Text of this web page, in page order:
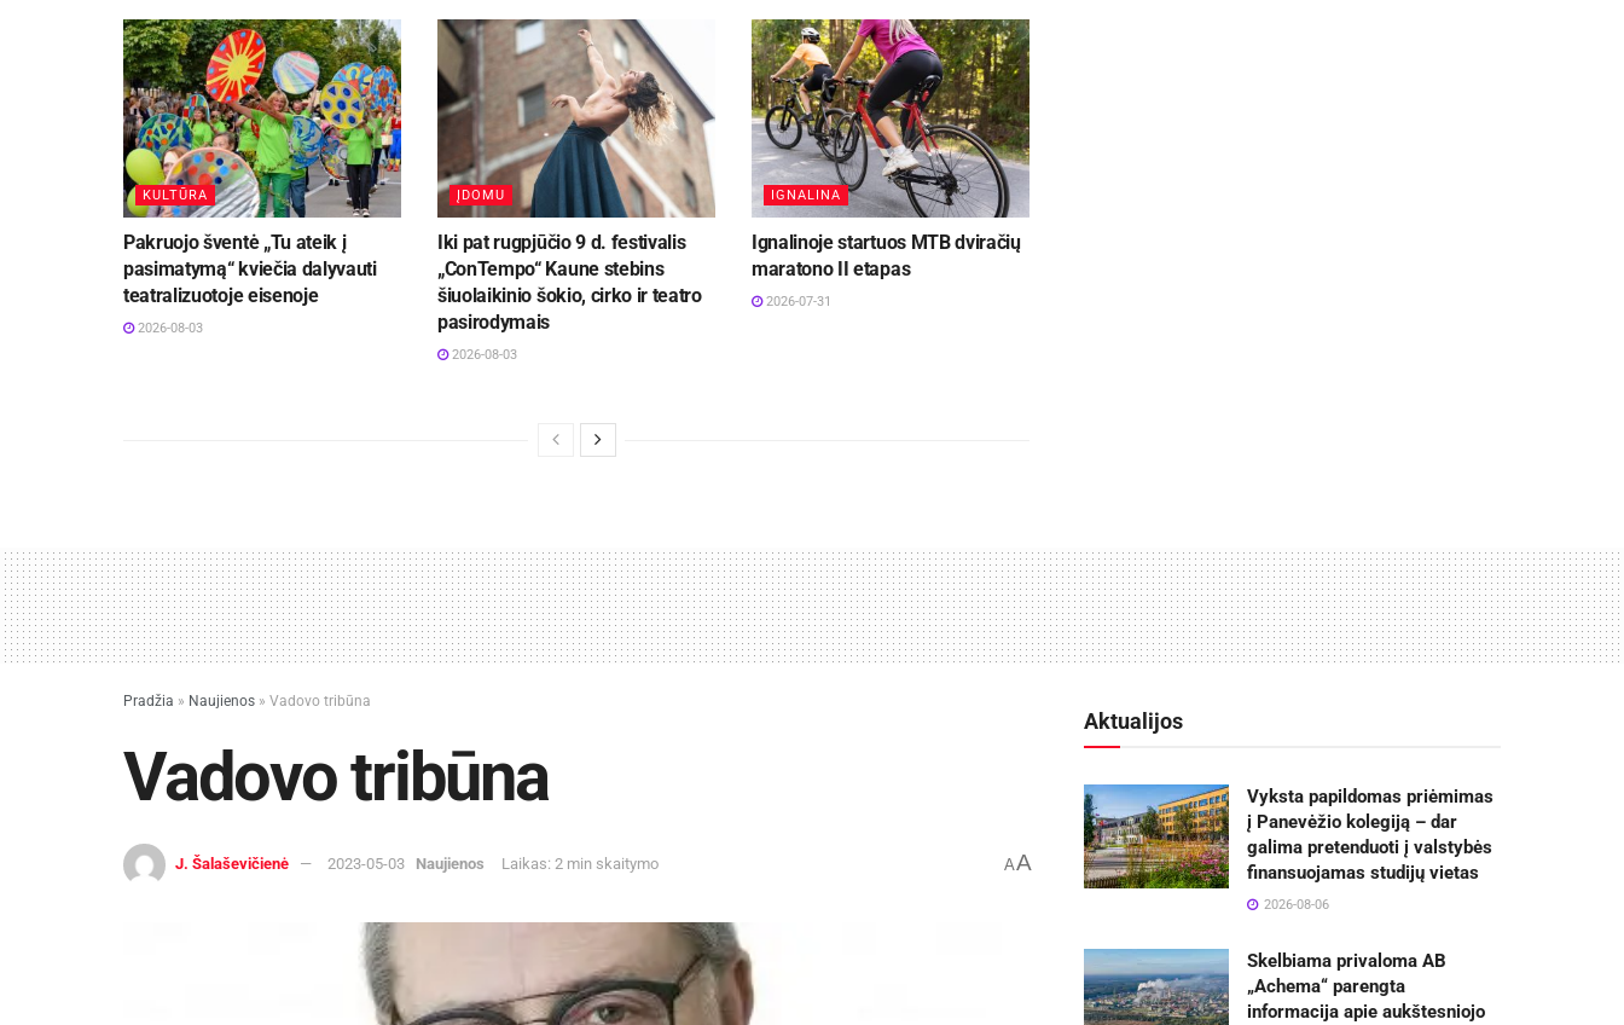
KULTŪRA
Pakruojo šventė „Tu ateik į
pasimatymą“ kviečia dalyvauti
teatralizuotoje eisenoje
2026-08-03
ĮDOMU
Iki pat rugpjūčio 9 d. festivalis
„ConTempo“ Kaune stebins
šiuolaikinio šokio, cirko ir teatro
pasirodymais
2026-08-03
IGNALINA
Ignalinoje startuos MTB dviračių
maratono II etapas
2026-07-31
Pradžia » Naujienos » Vadovo tribūna
Vadovo tribūna
J. Šalaševičienė 2023-05-03 Naujienos Laikas: 2 min skaitymo AA
Aktualijos
Vyksta papildomas priėmimas
į Panevėžio kolegiją – dar
galima pretenduoti į valstybės
finansuojamas studijų vietas
2026-08-06
Skelbiama privaloma AB
„Achema“ parengta
informacija apie aukštesniojo